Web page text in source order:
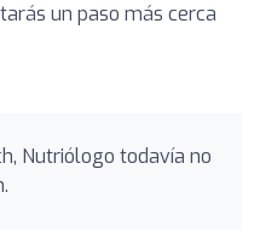
un paso más cerca
Nutriólogo todavía no